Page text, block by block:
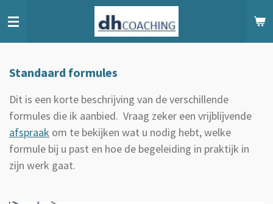
Ga
direct
naar
hoofdinhoud
Standaard formules
Dit is een korte beschrijving van de verschillende
formules die ik aanbied. Vraag zeker een vrijblijvende
afspraak om te bekijken wat u nodig hebt, welke
formule bij u past en hoe de begeleiding in praktijk in
zijn werk gaat.